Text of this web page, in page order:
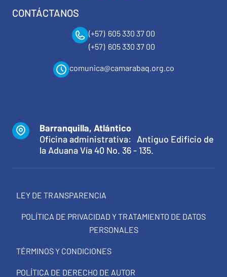
CONTÁCTANOS
(+57) 605 330 37 00
(+57) 605 330 37 00
comunica@camarabaq.org.co
Barranquilla, Atlántico
Oficina administrativa: Antiguo Edificio de
la Aduana Vía 40 No. 36 - 135.
LEY DE TRANSPARENCIA
POLÍTICA DE PRIVACIDAD Y TRATAMIENTO DE DATOS
PERSONALES
TÉRMINOS Y CONDICIONES
POLÍTICA DE DERECHO DE AUTOR